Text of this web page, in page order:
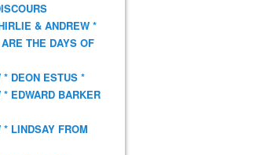
& ANDREW *
THE DAYS OF
DEON ESTUS *
EDWARD BARKER
LINDSAY FROM